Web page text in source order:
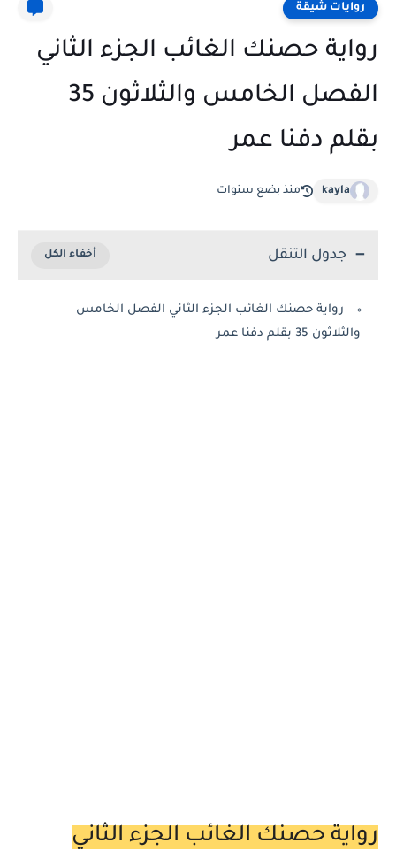
روايات شيقة
رواية حصنك الغائب الجزء الثاني
الفصل الخامس والثلاثون 35
بقلم دفنا عمر
kayla منذ بضع سنوات
جدول التنقل
رواية حصنك الغائب الجزء الثاني الفصل الخامس
والثلاثون 35 بقلم دفنا عمر
رواية حصنك الغائب الجزء الثاني